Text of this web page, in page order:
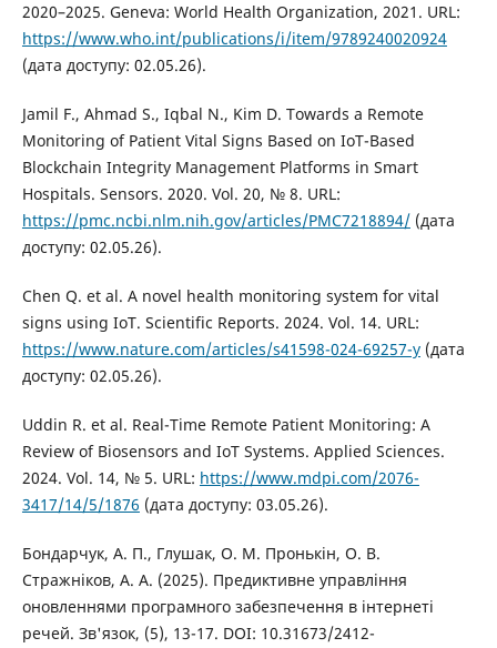
2020–2025. Geneva: World Health Organization, 2021. URL:
https://www.who.int/publications/i/item/9789240020924
(дата доступу: 02.05.26).
Jamil F., Ahmad S., Iqbal N., Kim D. Towards a Remote
Monitoring of Patient Vital Signs Based on IoT-Based
Blockchain Integrity Management Platforms in Smart
Hospitals. Sensors. 2020. Vol. 20, № 8. URL:
https://pmc.ncbi.nlm.nih.gov/articles/PMC7218894/(дата
доступу: 02.05.26).
Chen Q. et al. A novel health monitoring system for vital
signs using IoT. Scientific Reports. 2024. Vol. 14. URL:
https://www.nature.com/articles/s41598-024-69257-y(дата
доступу: 02.05.26).
Uddin R. et al. Real-Time Remote Patient Monitoring: A
Review of Biosensors and IoT Systems. Applied Sciences.
2024. Vol. 14, № 5. URL: https://www.mdpi.com/2076-
3417/14/5/1876 (дата доступу: 03.05.26).
Бондарчук, А. П., Глушак, О. М. Пронькін, О. В.
Стражніков, А. А. (2025). Предиктивне управління
оновленнями програмного забезпечення в інтернеті
речей. Зв'язок, (5), 13-17. DOI: 10.31673/2412-